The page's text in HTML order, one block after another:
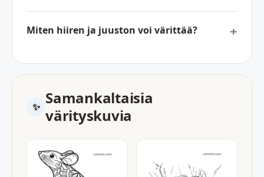
Miten hiiren ja juuston voi värittää?
Samankaltaisia
värityskuvia